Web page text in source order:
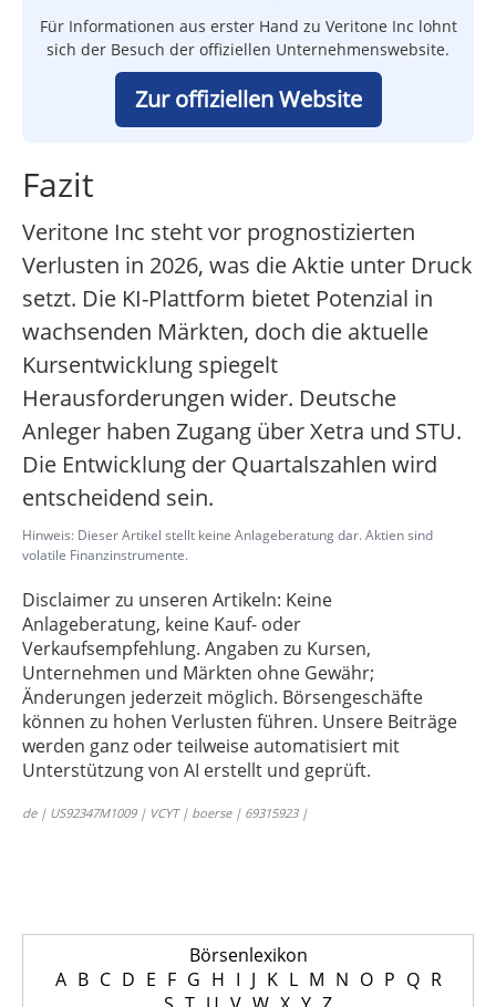
Für Informationen aus erster Hand zu Veritone Inc lohnt
sich der Besuch der offiziellen Unternehmenswebsite.
Zur offiziellen Website
Fazit
Veritone Inc steht vor prognostizierten
Verlusten in 2026, was die Aktie unter Druck
setzt. Die KI-Plattform bietet Potenzial in
wachsenden Märkten, doch die aktuelle
Kursentwicklung spiegelt
Herausforderungen wider. Deutsche
Anleger haben Zugang über Xetra und STU.
Die Entwicklung der Quartalszahlen wird
entscheidend sein.
Hinweis: Dieser Artikel stellt keine Anlageberatung dar. Aktien sind
volatile Finanzinstrumente.
Disclaimer zu unseren Artikeln: Keine
Anlageberatung, keine Kauf- oder
Verkaufsempfehlung. Angaben zu Kursen,
Unternehmen und Märkten ohne Gewähr;
Änderungen jederzeit möglich. Börsengeschäfte
können zu hohen Verlusten führen. Unsere Beiträge
werden ganz oder teilweise automatisiert mit
Unterstützung von AI erstellt und geprüft.
de | US92347M1009 | VCYT | boerse | 69315923 |
Börsenlexikon
A B C D E F G H I J K L M N O P Q R